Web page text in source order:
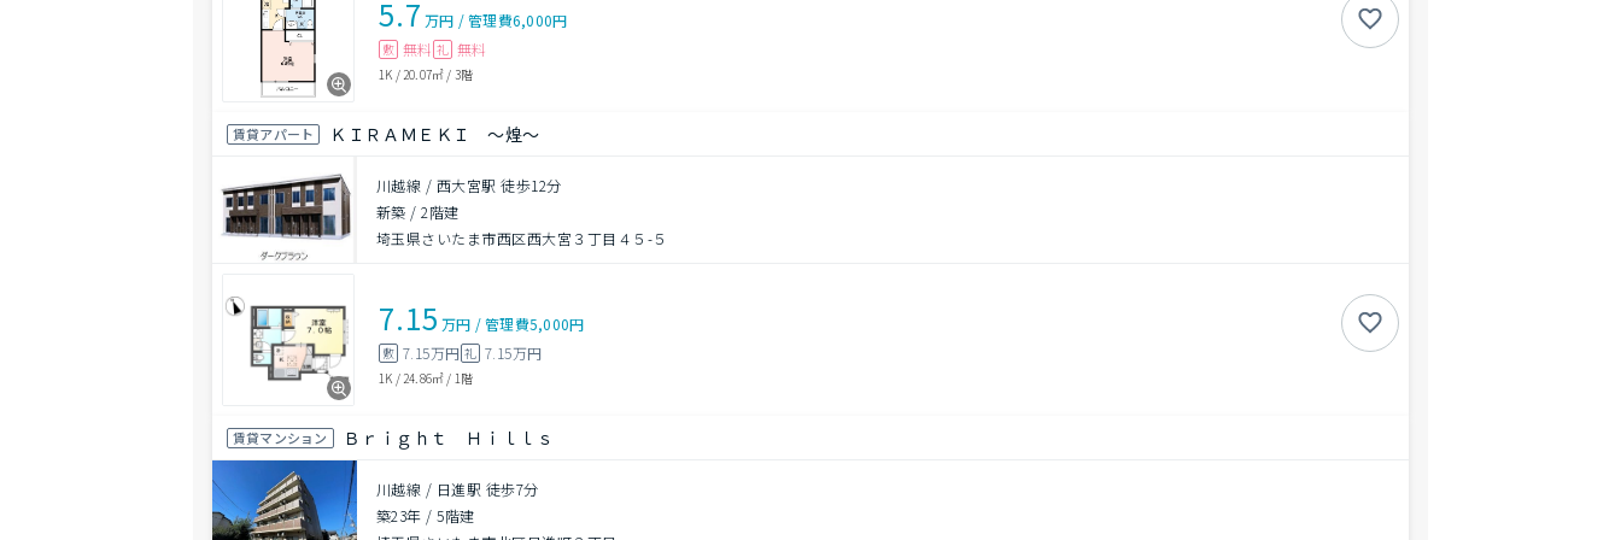
5.7 万円 /管理費6,000円
敷 無料 礼 無料
1K / 20.07㎡ / 3階
賃貸アパート ＫＩＲＡＭＥＫＩ ～煌～
川越線 / 西大宮駅 徒歩12分
新築 /2階建
埼玉県さいたま市西区西大宮３丁目４５-５
7.15 万円 /管理費5,000円
敷 7.15万円 礼 7.15万円
1K / 24.86㎡ / 1階
賃貸マンション Ｂｒｉｇｈｔ Ｈｉｌｌｓ
川越線 / 日進駅 徒歩7分
築23年 /5階建